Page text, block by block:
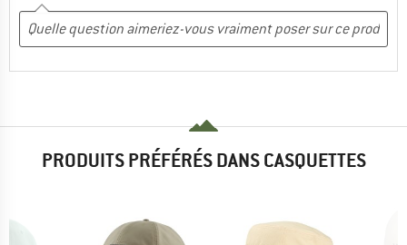
PRODUITS PRÉFÉRÉS DANS CASQUETTES